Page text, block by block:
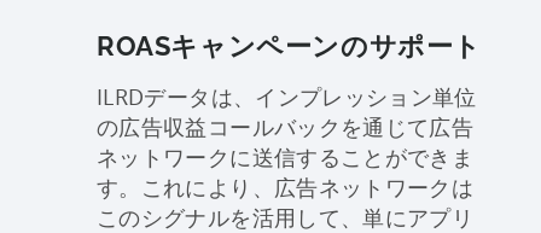
ROASキャンペーンのサポート
ILRDデータは、インプレッション単位
の広告収益コールバックを通じて広告
ネットワークに送信することができま
す。これにより、広告ネットワークは
このシグナルを活用して、単にアプリ